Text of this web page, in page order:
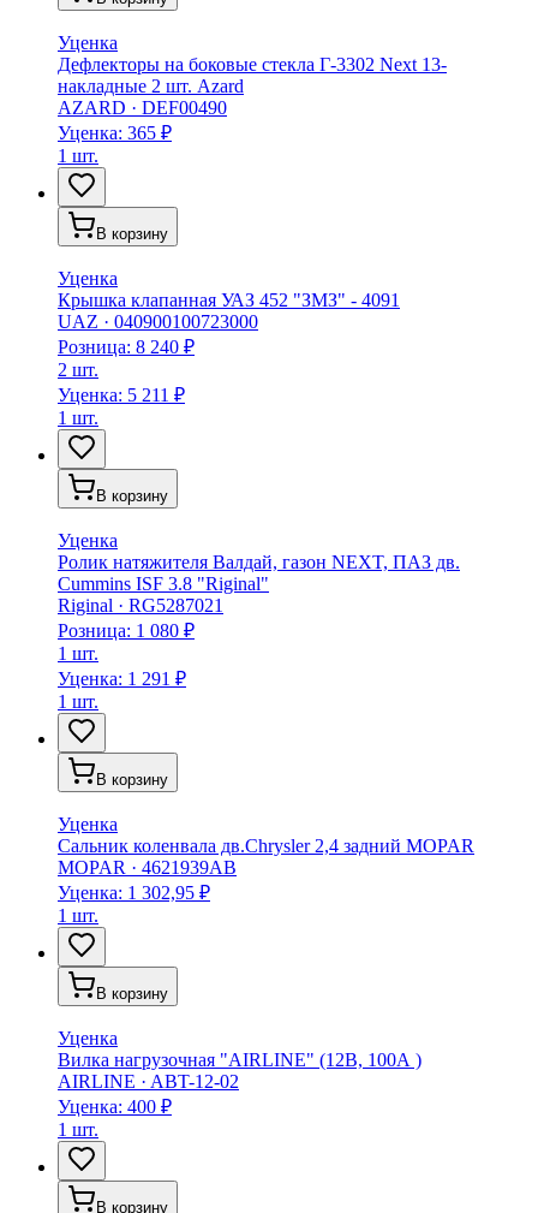
Уценка
Дефлекторы на боковые стекла Г-3302 Next 13-
накладные 2 шт. Azard
AZARD · DEF00490
Уценка: 365 ₽
1 шт.
В корзину
Уценка
Крышка клапанная УАЗ 452 "ЗМЗ" - 4091
UAZ · 040900100723000
Розница: 8 240 ₽
2 шт.
Уценка: 5 211 ₽
1 шт.
В корзину
Уценка
Ролик натяжителя Валдай, газон NEXT, ПАЗ дв.
Cummins ISF 3.8 "Riginal"
Riginal · RG5287021
Розница: 1 080 ₽
1 шт.
Уценка: 1 291 ₽
1 шт.
В корзину
Уценка
Сальник коленвала дв.Chrysler 2,4 задний MOPAR
MOPAR · 4621939AB
Уценка: 1 302,95 ₽
1 шт.
В корзину
Уценка
Вилка нагрузочная "AIRLINE" (12В, 100А )
AIRLINE · ABT-12-02
Уценка: 400 ₽
1 шт.
В корзину